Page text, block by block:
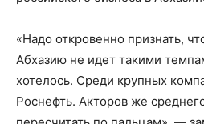
«Надо откровенно признать,
Абхазию не идет такими
хотелось. Среди крупных
Роснефть. Акторов же